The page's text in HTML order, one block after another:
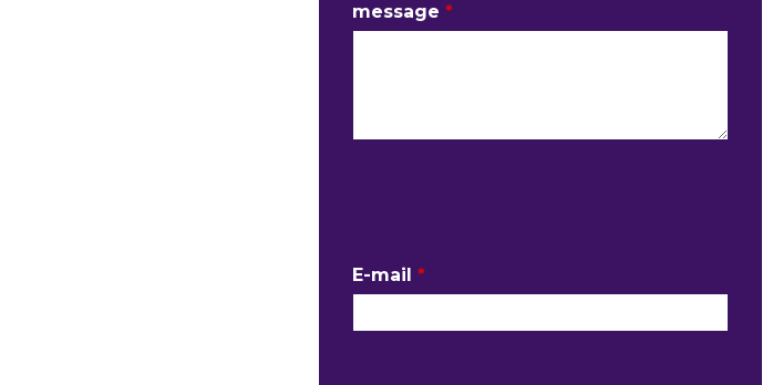
message *
E-mail *